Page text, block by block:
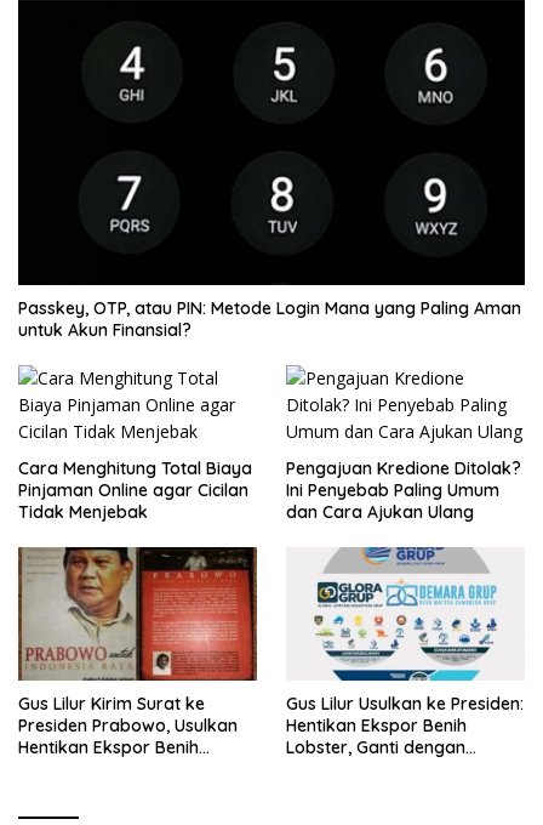
Passkey, OTP, atau PIN: Metode Login Mana yang Paling Aman
untuk Akun Finansial?
Cara Menghitung Total Biaya
Pinjaman Online agar Cicilan
Tidak Menjebak
Pengajuan Kredione Ditolak?
Ini Penyebab Paling Umum
dan Cara Ajukan Ulang
Gus Lilur Kirim Surat ke
Presiden Prabowo, Usulkan
Hentikan Ekspor Benih
Gus Lilur Usulkan ke Presiden:
Hentikan Ekspor Benih
Lobster, Ganti dengan